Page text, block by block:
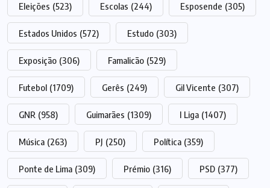
Eleições (523) Escolas (244) Esposende (305)
Estados Unidos (572) Estudo (303)
Exposição (306) Famalicão (529)
Futebol (1709) Gerês (249) Gil Vicente (307)
GNR (958) Guimarães (1309) I Liga (1407)
Música (263) PJ (250) Política (359)
Ponte de Lima (309) Prémio (316) PSD (377)